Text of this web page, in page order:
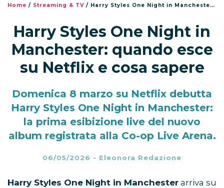
Home / Streaming & TV / Harry Styles One Night in Manchester: quando esce su Netflix e cosa sapere
Harry Styles One Night in
Manchester: quando esce
su Netflix e cosa sapere
Domenica 8 marzo su Netflix debutta
Harry Styles One Night in Manchester:
la prima esibizione live del nuovo
album registrata alla Co-op Live Arena.
06/05/2026 - Eleonora Redazione
Harry Styles One Night in Manchester arriva su